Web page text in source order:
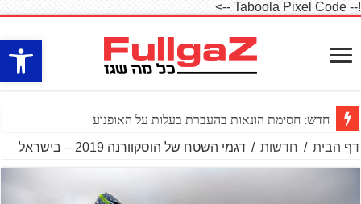
פתח
!-- Taboola Pixel Code -->
חדש: חסימת הונאות בהעברת בעלות על האופנוע
דף הבית / חדשות / דגמי השטח של הוסקוורנה 2019 – בישראל